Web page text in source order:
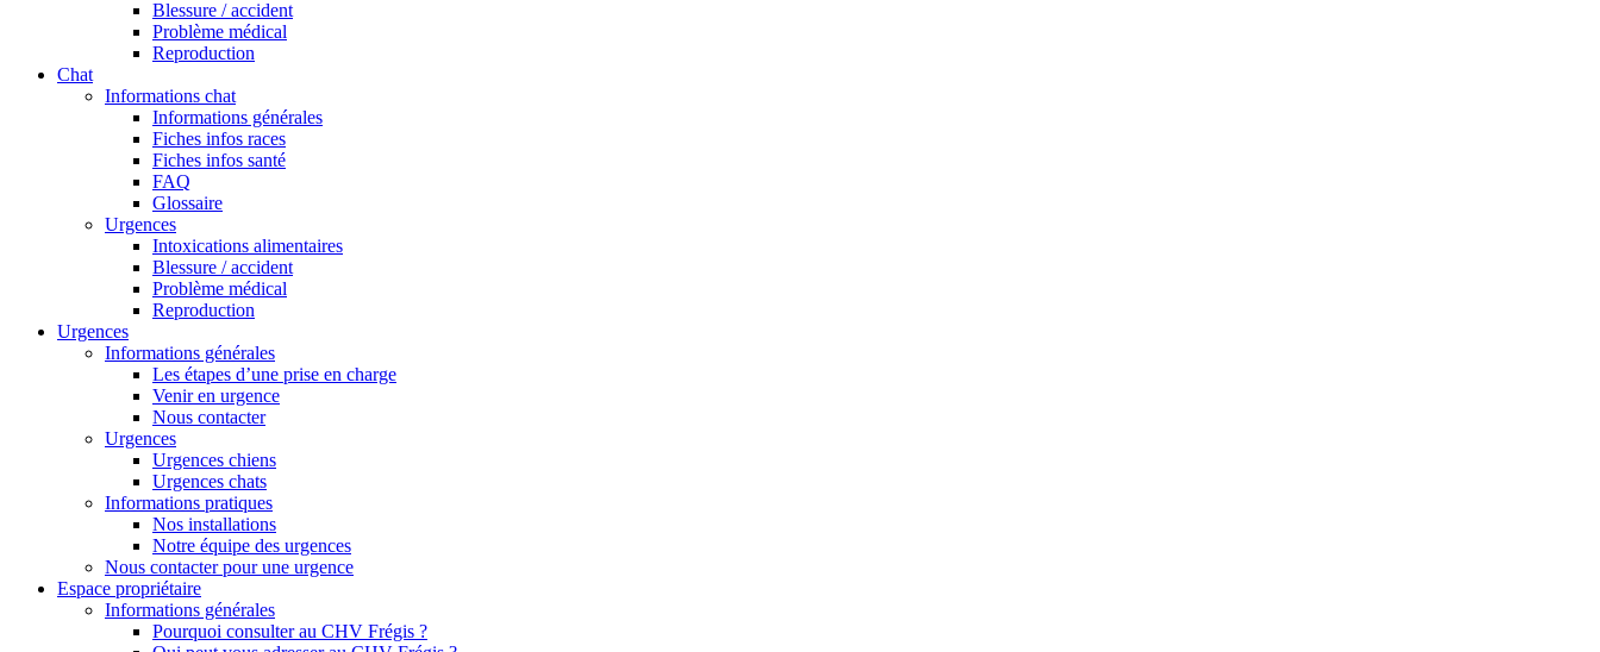
Blessure / accident
Problème médical
Reproduction
Chat
Informations chat
Informations générales
Fiches infos races
Fiches infos santé
FAQ
Glossaire
Urgences
Intoxications alimentaires
Blessure / accident
Problème médical
Reproduction
Urgences
Informations générales
Les étapes d’une prise en charge
Venir en urgence
Nous contacter
Urgences
Urgences chiens
Urgences chats
Informations pratiques
Nos installations
Notre équipe des urgences
Nous contacter pour une urgence
Espace propriétaire
Informations générales
Pourquoi consulter au CHV Frégis ?